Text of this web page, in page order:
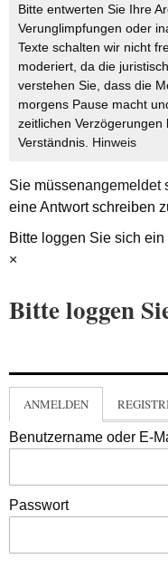
Bitte entwerten Sie Ihre
Verunglimpfungen oder
Texte schalten wir nicht
moderiert, da die
verstehen Sie, dass die
morgens Pause macht
zeitlichen
Verständnis. Hinweis
Sie müssenangemeldet
eine Antwort schreiben
Bitte loggen Sie sich ein
×
Bitte loggen
ANMELDEN
Benutzername oder E-
Passwort